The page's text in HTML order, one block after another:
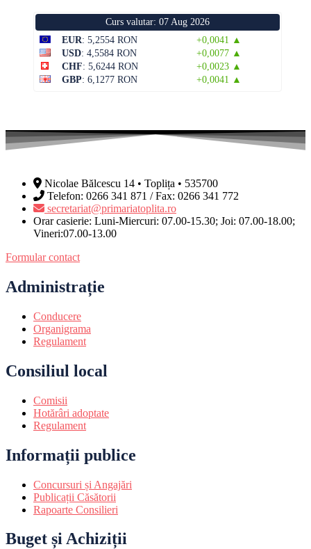
Curs valutar: 07 Aug 2026
EUR: 5,2554 RON
+0,0041 ▲
USD: 4,5584 RON
+0,0077 ▲
CHF: 5,6244 RON
+0,0023 ▲
GBP: 6,1277 RON +0,0041 ▲
Nicolae Bălcescu 14 • Toplița • 535700
Telefon: 0266 341 871 / Fax: 0266 341 772
secretariat@primariatoplita.ro
Orar casierie: Luni-Miercuri: 07.00-15.30; Joi: 07.00-18.00;
Vineri:07.00-13.00
Formular contact
Administrație
Conducere
Organigrama
Regulament
Consiliul local
Comisii
Hotărâri adoptate
Regulament
Informații publice
Concursuri și Angajări
Publicații Căsătorii
Rapoarte Consilieri
Buget și Achiziții